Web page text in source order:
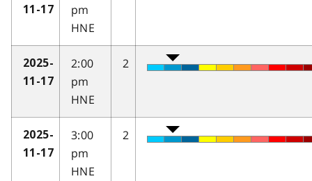
11-17
pm
HNE
2025-
11-17
2:00
pm
HNE
2
2025-
11-17
3:00
pm
HNE
2